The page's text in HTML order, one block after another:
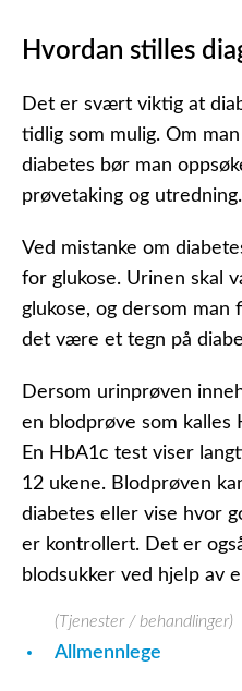
Hvordan stilles
Det er svært viktig at
tidlig som mulig. Om
diabetes bør man
prøvetaking og utredning.
Ved mistanke om
for glukose. Urinen skal
glukose, og dersom man
det være et tegn på
Dersom urinprøven
en blodprøve som kalles
En HbA1c test viser
12 ukene. Blodprøven
diabetes eller vise hvor
er kontrollert. Det er
blodsukker ved hjelp av
(Tjenester / behandlinger)
Allmennlege